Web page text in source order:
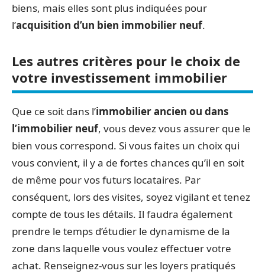
biens, mais elles sont plus indiquées pour
l’acquisition d’un bien immobilier neuf.
Les autres critères pour le choix de
votre investissement immobilier
Que ce soit dans l’immobilier ancien ou dans
l’immobilier neuf, vous devez vous assurer que le
bien vous correspond. Si vous faites un choix qui
vous convient, il y a de fortes chances qu’il en soit
de même pour vos futurs locataires. Par
conséquent, lors des visites, soyez vigilant et tenez
compte de tous les détails. Il faudra également
prendre le temps d’étudier le dynamisme de la
zone dans laquelle vous voulez effectuer votre
achat. Renseignez-vous sur les loyers pratiqués